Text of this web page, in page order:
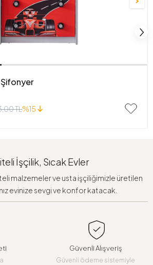
TL%15
İşçilik, Sıcak Evler
malzemeler ve usta işçiliğimizle üretilen
evinize sevgi ve konfor katacak.
Güvenli Alışveriş
Güvenli ödeme sistemiyle